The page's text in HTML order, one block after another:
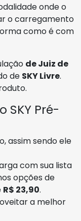
onde o
o carregamento
como é com
de Juiz de
de SKY Livre.
SKY Pré-
assim sendo ele
com sua lista
opções de
R$ 23,90.
a melhor